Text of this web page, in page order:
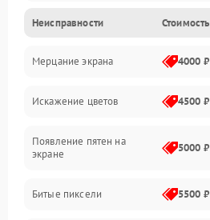
Питание и запуск
Подсветка и LED-модули
Звук и аудиосистема
Сигнал и приём каналов
Неисправности Стоимость
Мерцание экрана 4000 ₽
Искажение цветов 4500 ₽
Появление пятен на
экране
5000 ₽
Битые пиксели 5500 ₽